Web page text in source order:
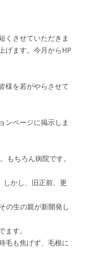
くさせていただきま
げます。今月からHP
様を若がやらさせて
ンページに掲示しま
もちろん病院です。
しかし、旧正前、更
の生の親が新開発し
ます。
毛も焦げず、毛根に